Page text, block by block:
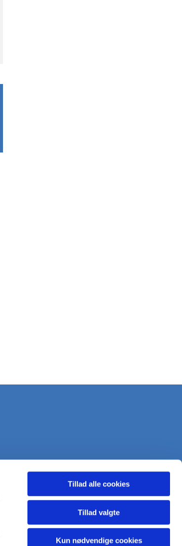
Tillad alle cookies
Tillad valgte
Kun nødvendige cookies